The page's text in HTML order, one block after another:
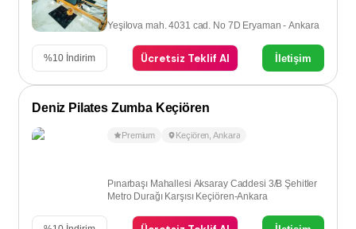
Yeşilova mah. 4031 cad. No 7D Eryaman - Ankara
%10 İndirim Ücretsiz Teklif Al İletişim
Deniz Pilates Zumba Keçiören
Premium Keçiören ,Ankara
Pınarbaşı Mahallesi Aksaray Caddesi 3/B Şehitler
Metro Durağı Karşısı Keçiören-Ankara